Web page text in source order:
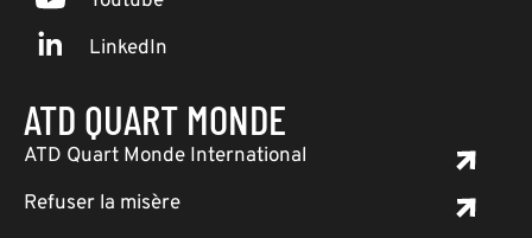
LinkedIn
ATD QUART MONDE
ATD Quart Monde International
Refuser la misère